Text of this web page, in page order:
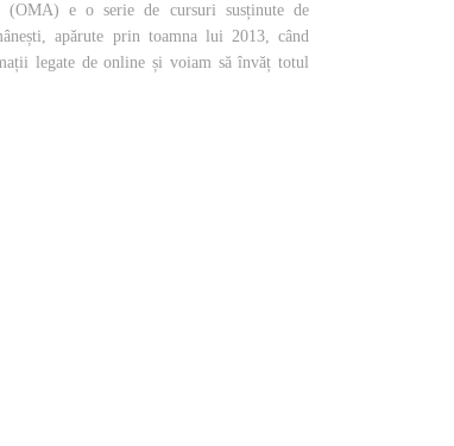
(OMA) e o serie de cursuri susținute de
apărute prin toamna lui 2013, când
legate de online și voiam să învăț totul